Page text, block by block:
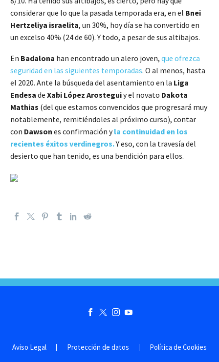
considerar que lo que la pasada temporada era, en el Bnei
Hertzeliya israelita, un 30%, hoy día se ha convertido en
un excelso 40% (24 de 60). Y todo, a pesar de sus altibajos.
En Badalona han encontrado un alero joven, que ofrezca
seguridad en las siguientes temporadas. O al menos, hasta
el 2020. Ante la búsqueda del asentamiento en la Liga
Endesa de Xabi López Arosteguiy el novato Dakota
Mathias (del que estamos convencidos que progresará muy
notablemente, remitiéndoles al próximo curso), contar
con Dawson es confirmación yla continuidad en los
recientes éxitos verdinegros.Y eso, con la travesía del
desierto que han tenido, es una bendición para ellos.
Aviso Legal Protección de datos Política de Cookies